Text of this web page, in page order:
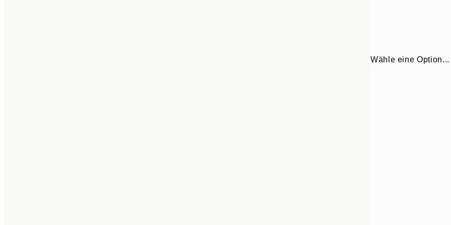
Wähle eine Option...